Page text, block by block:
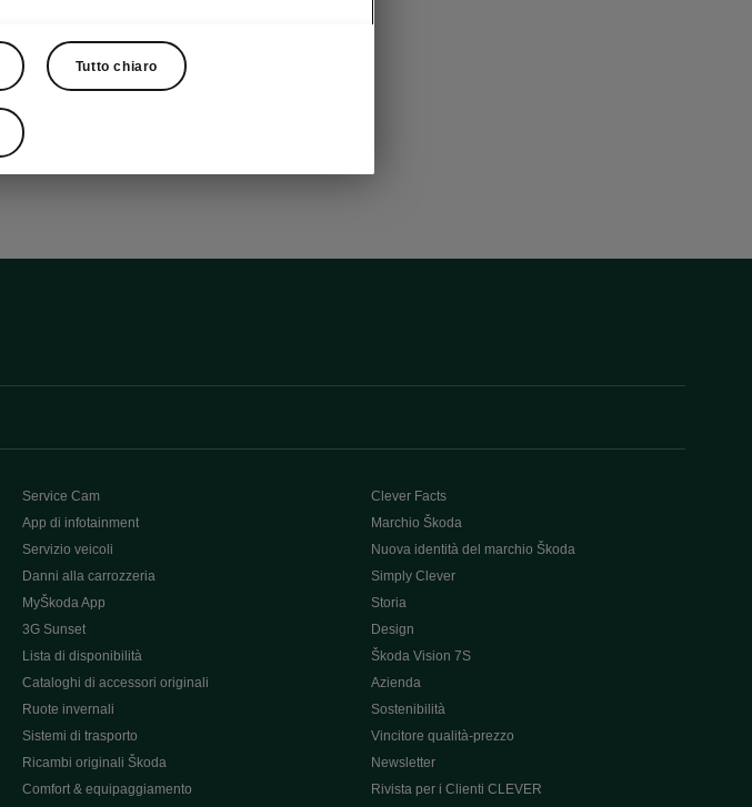
Service Cam
App di infotainment
Servizio veicoli
Danni alla carrozzeria
MyŠkoda App
3G Sunset
Lista di disponibilità
Cataloghi di accessori originali
Ruote invernali
Sistemi di trasporto
Ricambi originali Škoda
Comfort & equipaggiamento
Clever Facts
Marchio Škoda
Nuova identità del marchio Škoda
Simply Clever
Storia
Design
Škoda Vision 7S
Azienda
Sostenibilità
Vincitore qualità-prezzo
Newsletter
Rivista per i Clienti CLEVER
Tutto chiaro